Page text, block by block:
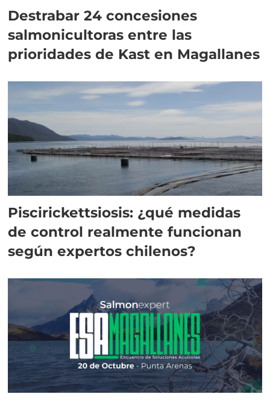
Destrabar 24 concesiones
salmonicultoras entre las
prioridades de Kast en Magallanes
Piscirickettsiosis: ¿qué medidas
de control realmente funcionan
según expertos chilenos?